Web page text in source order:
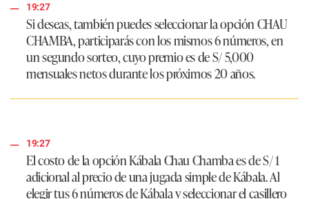
19:27
Si deseas, también puedes seleccionar la opciónCHAU
CHAMBA, participarás con los mismos 6 números, en
un segundo sorteo, cuyo premio es de S/ 5,000
mensuales netos durante los próximos 20 años.
19:27
El costo de la opción Kábala Chau Chamba es deS/ 1
adicional al precio de una jugada simple de Kábala. Al
elegir tus 6 números de Kábala y seleccionar el casillero